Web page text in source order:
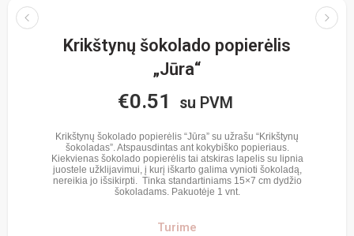
Krikštynų šokolado popierėlis
„Jūra“
€0.51 su PVM
Krikštynų šokolado popierėlis “Jūra” su užrašu “Krikštynų
šokoladas”. Atspausdintas ant kokybiško popieriaus.
Kiekvienas šokolado popierėlis tai atskiras lapelis su lipnia
juostele užklijavimui, į kurį iškarto galima vynioti šokoladą,
nereikia jo išsikirpti. Tinka standartiniams 15×7 cm dydžio
šokoladams. Pakuotėje 1 vnt.
Turime